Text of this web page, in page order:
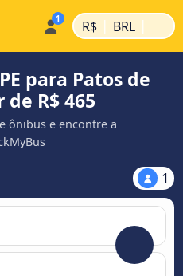
R$ | BRL |
para Patos de
R$ 465
ônibus e encontre a
1